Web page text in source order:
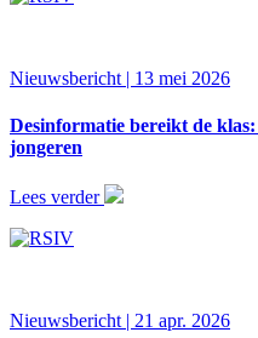
Nieuwsbericht | 13 mei 2026
Desinformatie bereikt de
jongeren
Lees verder
Nieuwsbericht | 21 apr. 2026